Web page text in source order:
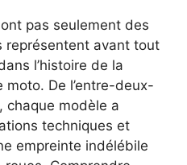
pas seulement des
représentent avant tout
l’histoire de la
De l’entre-deux-
chaque modèle a
techniques et
empreinte indélébile